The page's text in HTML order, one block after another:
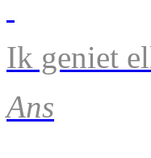
Ik geniet
Ans